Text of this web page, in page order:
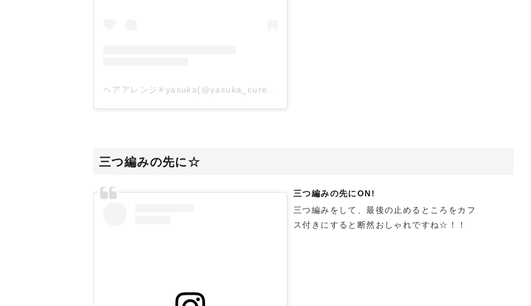
三つ編みの先に☆
三つ編みの先にON!
三つ編みをして、最後の止めるところをカフ
ス付きにすると断然おしゃれですね☆！！